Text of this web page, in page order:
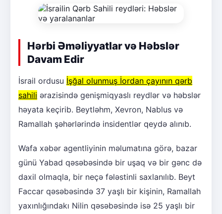
Hərbi Əməliyyatlar və Həbslər
Davam Edir
İsrail ordusu İşğal olunmuş İordan çayının qərb
sahili ərazisində genişmiqyaslı reydlər və həbslər
həyata keçirib. Beytləhm, Xevron, Nablus və
Ramallah şəhərlərində insidentlər qeydə alınıb.
Wafa xəbər agentliyinin məlumatına görə, bazar
günü Yabad qəsəbəsində bir uşaq və bir gənc də
daxil olmaqla, bir neçə fələstinli saxlanılıb. Beyt
Faccar qəsəbəsində 37 yaşlı bir kişinin, Ramallah
yaxınlığındakı Nilin qəsəbəsində isə 25 yaşlı bir